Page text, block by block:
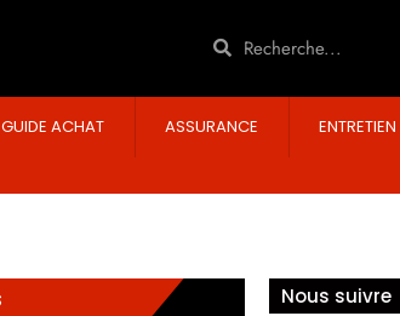
GUIDE ACHAT ASSURANCE ENTRETIEN
Nous suivre